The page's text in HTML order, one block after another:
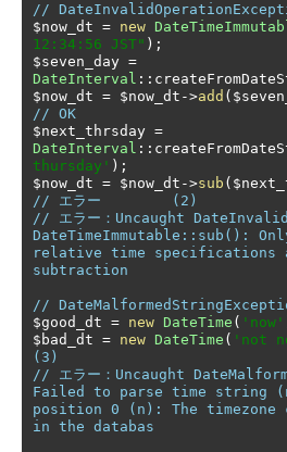
//
$now_dt = new
12:34:56 JST" );
$seven_day =
DateInterval ::
$now_dt = $now_dt ->add (
// OK
$next_thrsday =
DateInterval ::
thursday' );
$now_dt = $now_dt ->sub (
// エラー	(2)
// エラー：Uncaught
DateTimeImmutable::sub():
relative time specifications
subtraction
//
$good_dt = new DateTime ( 'now'
$bad_dt = new DateTime ( 'not
(3)
// エラー：Uncaught
Failed to parse time string
position 0 (n): The timezone
in the databas